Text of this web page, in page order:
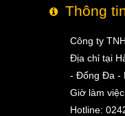
Thông
Công ty
Địa chỉ tại
- Đống Đa -
Giờ làm
Hotline: